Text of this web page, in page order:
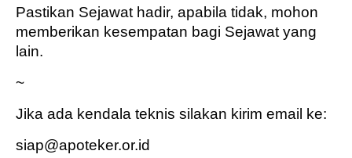
Pastikan Sejawat hadir, apabila tidak, mohon
memberikan kesempatan bagi Sejawat yang
lain.
~
Jika ada kendala teknis silakan kirim email ke:
siap@apoteker.or.id